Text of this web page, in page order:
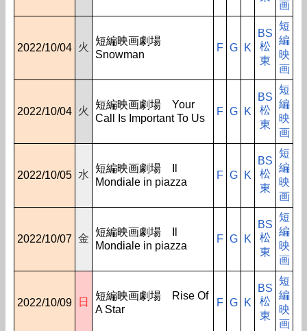
画
2022/10/04 火
短編映画劇場
Snowman
F G K
BS
松
東
短
編
映
画
2022/10/04 火
短編映画劇場 Your
Call Is Important To Us
F G K
BS
松
東
短
編
映
画
2022/10/05 水
短編映画劇場 Il
Mondiale in piazza
F G K
BS
松
東
短
編
映
画
2022/10/07 金
短編映画劇場 Il
Mondiale in piazza
F G K
BS
松
東
短
編
映
画
2022/10/09 日
短編映画劇場 Rise Of
A Star
F G K
BS
松
東
短
編
映
画